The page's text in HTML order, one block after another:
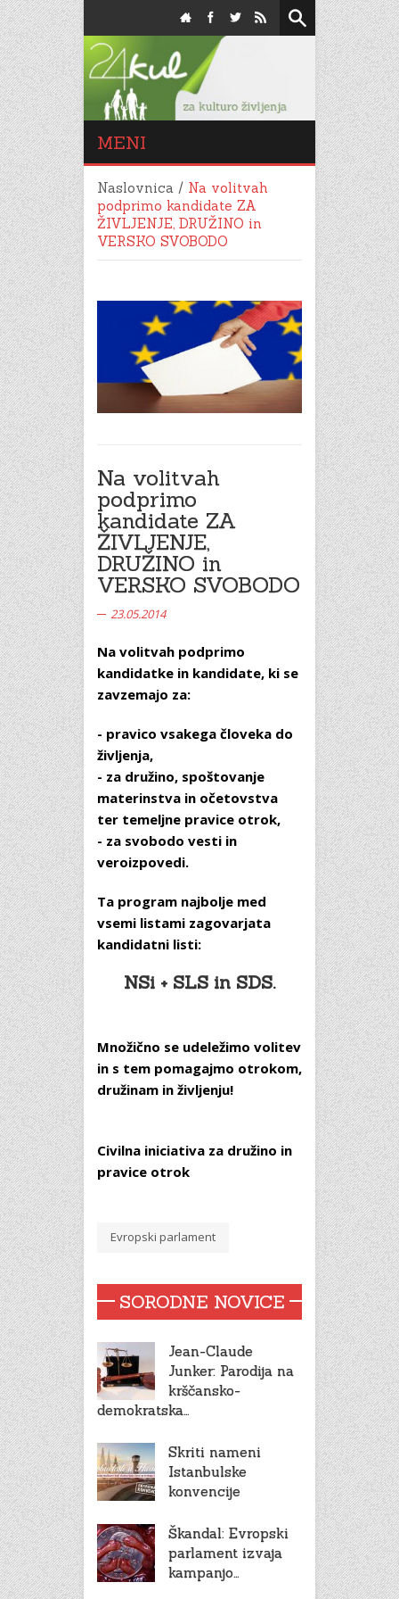
MENI
Naslovnica / Na volitvah
podprimo kandidate ZA
ŽIVLJENJE, DRUŽINO in
VERSKO SVOBODO
Na volitvah
podprimo
kandidate ZA
ŽIVLJENJE,
DRUŽINO in
VERSKO SVOBODO
23.05.2014
Na volitvah podprimo
kandidatke in kandidate, ki se
zavzemajo za:
- pravico vsakega človeka do
življenja,
- za družino, spoštovanje
materinstva in očetovstva
ter temeljne pravice otrok,
- za svobodo vesti in
veroizpovedi.
Ta program najbolje med
vsemi listami zagovarjata
kandidatni listi:
NSi + SLS in SDS.
Množično se udeležimo volitev
in s tem pomagajmo otrokom,
družinam in življenju!
Civilna iniciativa za družino in
pravice otrok
Evropski parlament
SORODNE NOVICE
Jean-Claude
Junker: Parodija na
krščansko-
demokratska…
Skriti nameni
Istanbulske
konvencije
Škandal: Evropski
parlament izvaja
kampanjo…